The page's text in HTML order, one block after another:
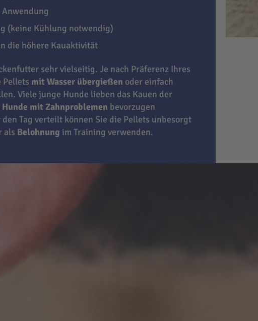
(keine Kühlung notwendig)
die höhere Kauaktivität
sehr vielseitig. Je nach Präferenz Ihres
Pellets mit Wasser übergießen oder einfach
Viele junge Hunde lieben das Kauen der
mit Zahnproblemen bevorzugen
Tag verteilt können Sie die Pellets unbesorgt
als Belohnung im Training verwenden.